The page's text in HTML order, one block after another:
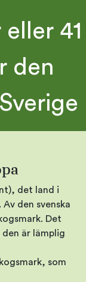
41
den
det land i
den svenska
Det
är lämplig
som